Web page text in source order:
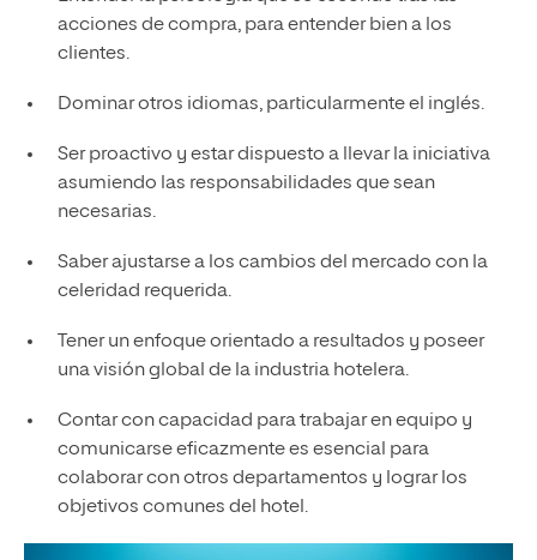
acciones de compra, para entender bien a los
clientes.
Dominar otros idiomas, particularmente el inglés.
Ser proactivo y estar dispuesto a llevar la iniciativa
asumiendo las responsabilidades que sean
necesarias.
Saber ajustarse a los cambios del mercado con la
celeridad requerida.
Tener un enfoque orientado a resultados y poseer
una visión global de la industria hotelera.
Contar con capacidad para trabajar en equipo y
comunicarse eficazmente es esencial para
colaborar con otros departamentos y lograr los
objetivos comunes del hotel.